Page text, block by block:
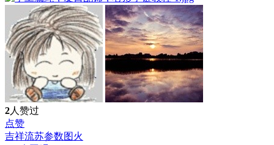
2人赞过
点赞
吉祥流苏参数图火